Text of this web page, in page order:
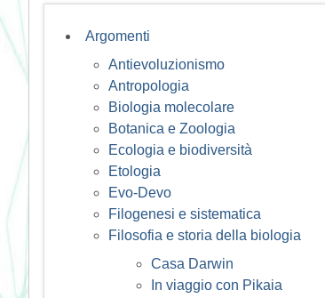
Argomenti
Antievoluzionismo
Antropologia
Biologia molecolare
Botanica e Zoologia
Ecologia e biodiversità
Etologia
Evo-Devo
Filogenesi e sistematica
Filosofia e storia della biologia
Casa Darwin
In viaggio con Pikaia